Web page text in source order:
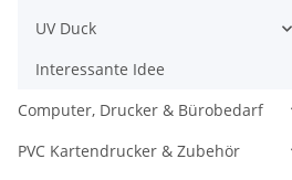
UV Duck
Interessante Idee
Computer, Drucker & Bürobedarf
PVC Kartendrucker & Zubehör